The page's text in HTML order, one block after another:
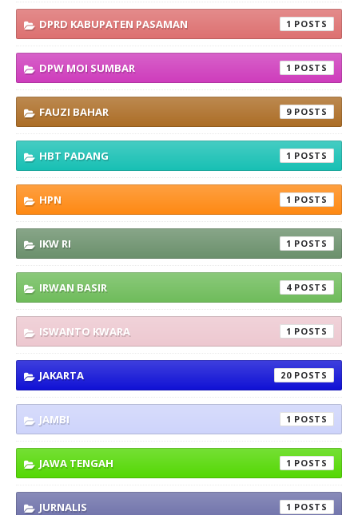
DPRD KABUPATEN PASAMAN 1
DPW MOI SUMBAR 1
FAUZI BAHAR 9
HBT PADANG 1
HPN 1
IKW RI 1
IRWAN BASIR 4
ISWANTO KWARA 1
JAKARTA 20
JAMBI 1
JAWA TENGAH 1
JURNALIS 1